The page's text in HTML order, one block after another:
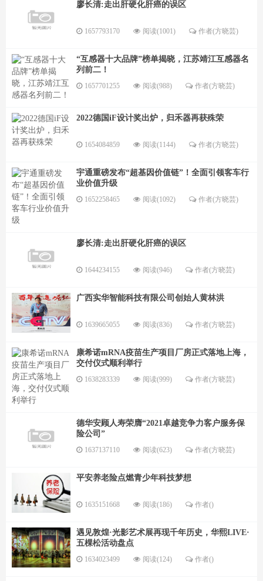
廖长清:走出肝硬化肝癌的误区
1657793170 阅读(1001) 作者(方晓芸)
“互感器十大品牌”榜单揭晓，江苏靖江互感器名
列前二！
1657701255 阅读(988) 作者(方晓芸)
2022德国iF设计奖出炉，归禾器再获殊荣
1654084859 阅读(1144) 作者(方晓芸)
宇通重磅发布“超基因价值链”！全面引领客车行
业价值升级
1652258465 阅读(1092) 作者(方晓芸)
廖长清:走出肝硬化肝癌的误区
1644234155 阅读(946) 作者(方晓芸)
广西实华智能科技有限公司创始人黄林洪
1639665055 阅读(836) 作者(方晓芸)
康希诺mRNA疫苗生产项目厂房正式落地上海，
交付仪式顺利举行
1638283339 阅读(999) 作者(方晓芸)
德华安顾人寿荣膺“2021卓越竞争力客户服务保
险公司”
1637137110 阅读(623) 作者(方晓芸)
平安养老险点燃青少年科技梦想
1635151668 阅读(186) 作者()
遇见敦煌·光影艺术展再现千年历史，华熙LIVE·
五棵松活动盘点
1634023499 阅读(124) 作者()